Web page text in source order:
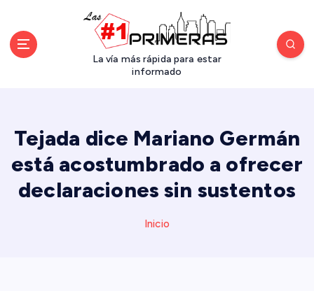
La vía más rápida para estar
informado
Tejada dice Mariano Germán
está acostumbrado a ofrecer
declaraciones sin sustentos
Inicio